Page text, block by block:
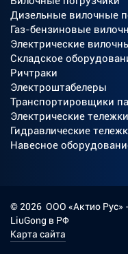
Дизельные вилочные
Газ-бензиновые
Электрические
Складское
Ричтраки
Электроштабелеры
Транспортировщики
Электрические тележки
Гидравлические
Навесное
© 2026 ООО «Актио Рус»
LiuGong в РФ
Карта сайта